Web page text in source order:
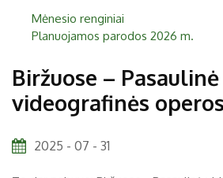
Vaikams nuo 5 iki 10 metų
Paaugliams nuo 11 iki 18
Proistorė
Etnografija
Mėnesio renginiai
Planuojamos parodos 2026 m.
Biržuose – Pasaulinė
videografinės
2025 - 07 - 31